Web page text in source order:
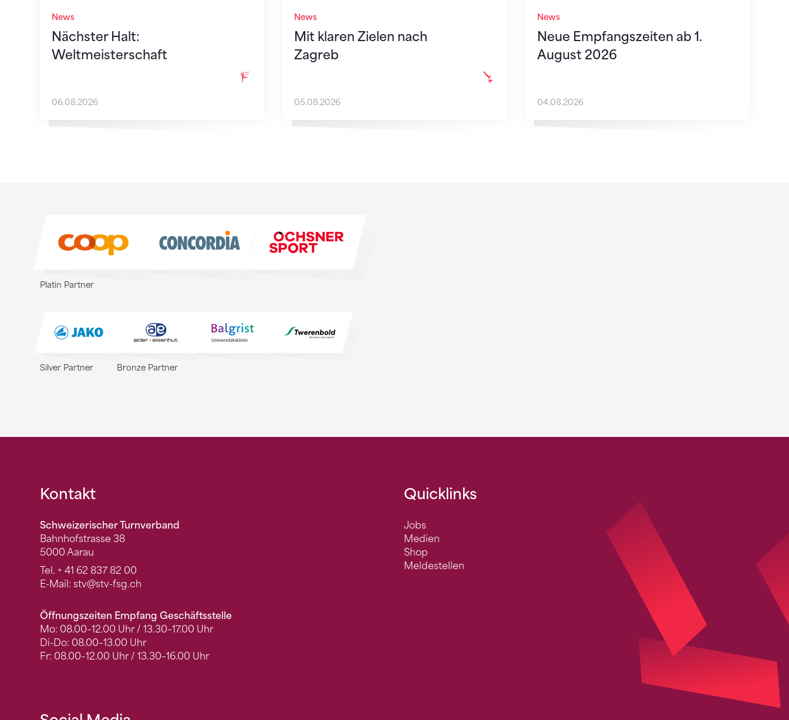
News
Nächster Halt:
Weltmeisterschaft
06.08.2026
News
Mit klaren Zielen nach
Zagreb
05.08.2026
News
Neue Empfangszeiten ab 1.
August 2026
04.08.2026
Platin Partner
Silver Partner Bronze Partner
Fusszeile
Kontakt
Schweizerischer Turnverband
Bahnhofstrasse 38
5000 Aarau
Tel. + 41 62 837 82 00
E-Mail: stv@stv-fsg.ch
Öffnungszeiten Empfang Geschäftsstelle
Mo: 08.00–12.00 Uhr / 13.30–17.00 Uhr
Di-Do: 08.00–13.00 Uhr
Fr: 08.00–12.00 Uhr / 13.30–16.00 Uhr
Quicklinks
Jobs
Medien
Shop
Meldestellen